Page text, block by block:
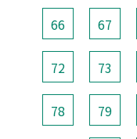
66 67
72 73
78 79